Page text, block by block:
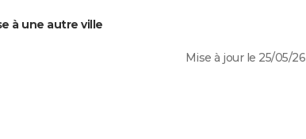
à une autre ville
Mise à jour le 25/05/26